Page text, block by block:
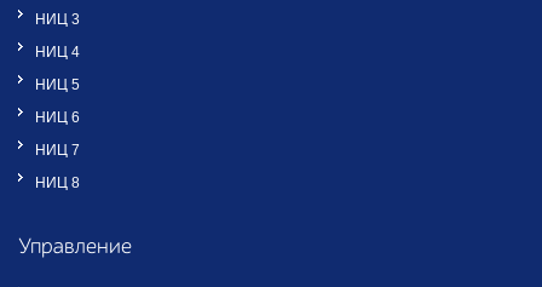
НИЦ 3
НИЦ 4
НИЦ 5
НИЦ 6
НИЦ 7
НИЦ 8
Управление